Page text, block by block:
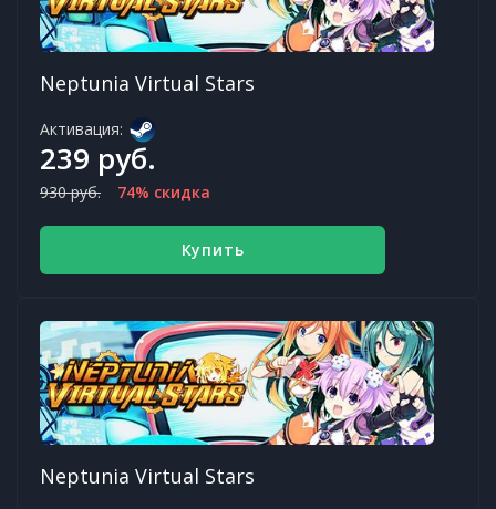
Neptunia Virtual Stars
Активация:
239 руб.
930 руб. 74% скидка
Купить
Neptunia Virtual Stars